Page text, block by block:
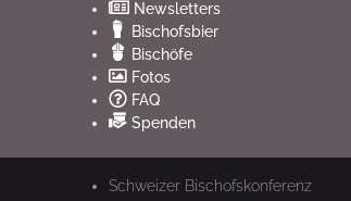
Newsletters
Bischofsbier
Bischöfe
Fotos
FAQ
Spenden
Schweizer Bischofskonferenz